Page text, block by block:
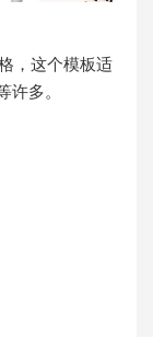
，这个模板适
许多。